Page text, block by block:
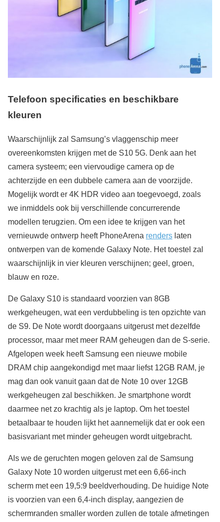
Telefoon specificaties en beschikbare
kleuren
Waarschijnlijk zal Samsung’s vlaggenschip meer
overeenkomsten krijgen met de S10 5G. Denk aan het
camera systeem; een viervoudige camera op de
achterzijde en een dubbele camera aan de voorzijde.
Mogelijk wordt er 4K HDR video aan toegevoegd, zoals
we inmiddels ook bij verschillende concurrerende
modellen terugzien. Om een idee te krijgen van het
vernieuwde ontwerp heeft PhoneArena renders laten
ontwerpen van de komende Galaxy Note. Het toestel zal
waarschijnlijk in vier kleuren verschijnen; geel, groen,
blauw en roze.
De Galaxy S10 is standaard voorzien van 8GB
werkgeheugen, wat een verdubbeling is ten opzichte van
de S9. De Note wordt doorgaans uitgerust met dezelfde
processor, maar met meer RAM geheugen dan de S-serie.
Afgelopen week heeft Samsung een nieuwe mobile
DRAM chip aangekondigd met maar liefst 12GB RAM, je
mag dan ook vanuit gaan dat de Note 10 over 12GB
werkgeheugen zal beschikken. Je smartphone wordt
daarmee net zo krachtig als je laptop. Om het toestel
betaalbaar te houden lijkt het aannemelijk dat er ook een
basisvariant met minder geheugen wordt uitgebracht.
Als we de geruchten mogen geloven zal de Samsung
Galaxy Note 10 worden uitgerust met een 6,66-inch
scherm met een 19,5:9 beeldverhouding. De huidige Note
is voorzien van een 6,4-inch display, aangezien de
schermranden smaller worden zullen de totale afmetingen